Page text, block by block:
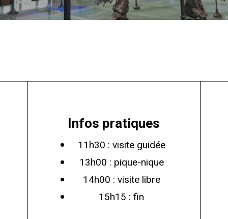
Infos pratiques
11h30 : visite guidée
13h00 : pique-nique
14h00 : visite libre
15h15 : fin